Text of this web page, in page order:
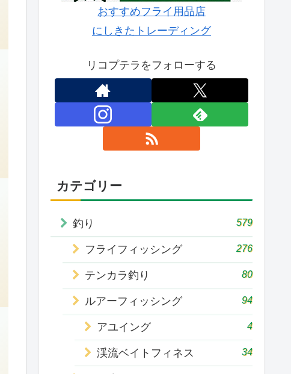
おすすめフライ用品店
にしきたトレーディング
リコプテラをフォローする
カテゴリー
釣り 579
フライフィッシング 276
テンカラ釣り 80
ルアーフィッシング 94
アユイング 4
渓流ベイトフィネス 34